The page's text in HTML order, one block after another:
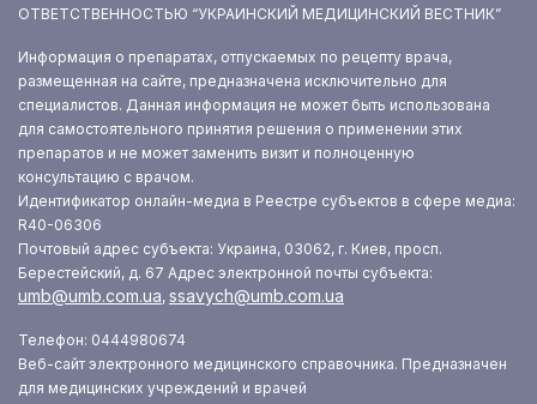
ОТВЕТСТВЕННОСТЬЮ “УКРАИНСКИЙ МЕДИЦИНСКИЙ ВЕСТНИК”
Информация о препаратах, отпускаемых по рецепту врача,
размещенная на сайте, предназначена исключительно для
специалистов. Данная информация не может быть использована
для самостоятельного принятия решения о применении этих
препаратов и не может заменить визит и полноценную
консультацию с врачом.
Идентификатор онлайн-медиа в Реестре субъектов в сфере медиа:
R40-06306
Почтовый адрес субъекта: Украина, 03062, г. Киев, просп.
Берестейский, д. 67 Адрес электронной почты субъекта:
umb@umb.com.ua, ssavych@umb.com.ua
Телефон: 0444980674
Веб-сайт электронного медицинского справочника. Предназначен
для медицинских учреждений и врачей